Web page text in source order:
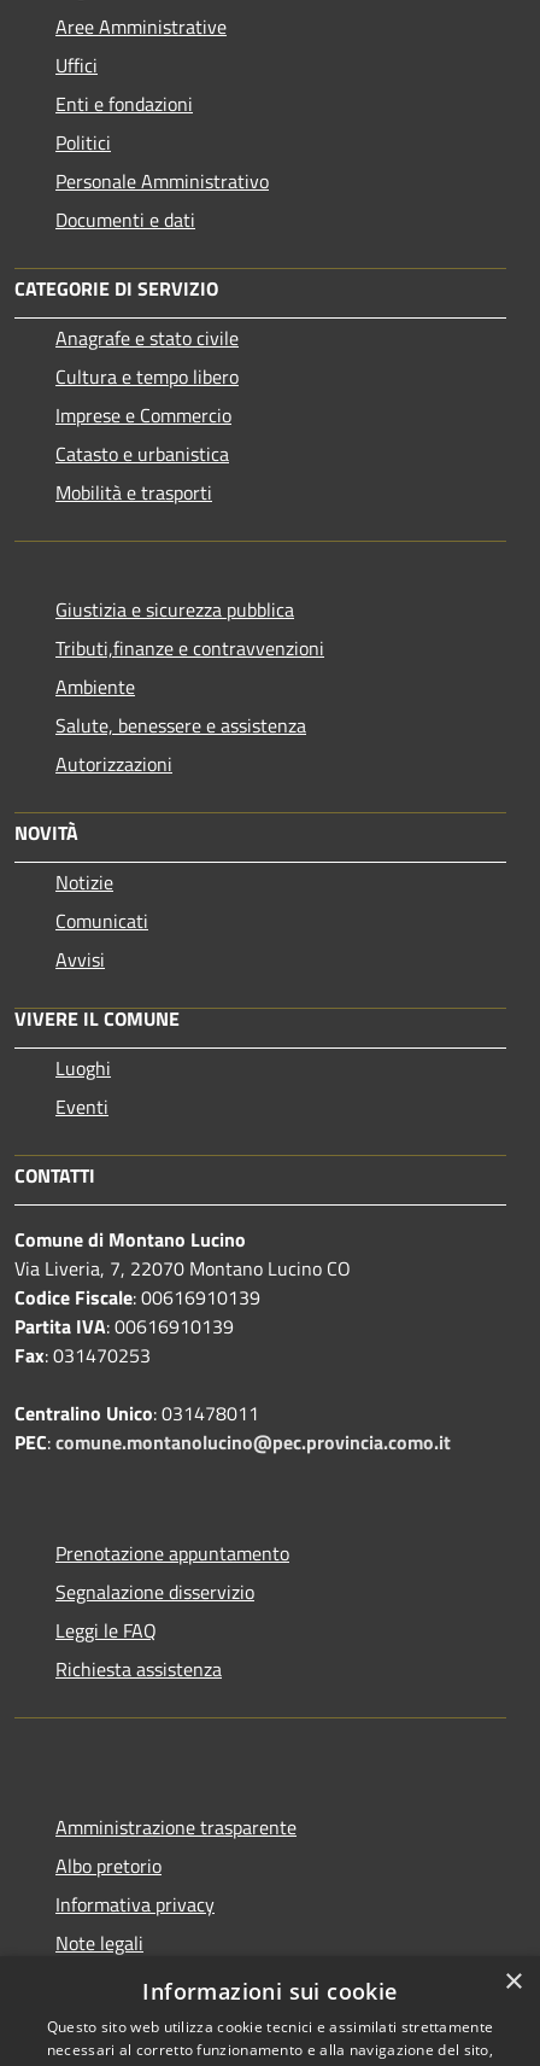
Aree Amministrative
Uffici
Enti e fondazioni
Politici
Personale Amministrativo
Documenti e dati
CATEGORIE DI SERVIZIO
Anagrafe e stato civile
Cultura e tempo libero
Imprese e Commercio
Catasto e urbanistica
Mobilità e trasporti
Giustizia e sicurezza pubblica
Tributi,finanze e contravvenzioni
Ambiente
Salute, benessere e assistenza
Autorizzazioni
NOVITÀ
Notizie
Comunicati
Avvisi
VIVERE IL COMUNE
Luoghi
Eventi
CONTATTI
Comune di Montano Lucino
Via Liveria, 7, 22070 Montano Lucino CO
Codice Fiscale: 00616910139
Partita IVA: 00616910139
Fax: 031470253
Centralino Unico: 031478011
PEC:comune.montanolucino@pec.provincia.como.it
Prenotazione appuntamento
Segnalazione disservizio
Leggi le FAQ
Richiesta assistenza
Amministrazione trasparente
Albo pretorio
Informativa privacy
Note legali
Dichiarazione di accessibilità
×
Informazioni sui cookie
Questo sito web utilizza cookie tecnici e assimilati strettamente
necessari al corretto funzionamento e alla navigazione del sito,